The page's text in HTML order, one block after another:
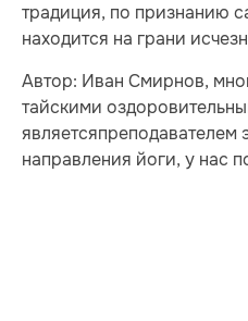
традиция, по признанию
находится на грани
Автор: Иван Смирнов,
тайскими
являетсяпреподавателем
направления йоги, у нас